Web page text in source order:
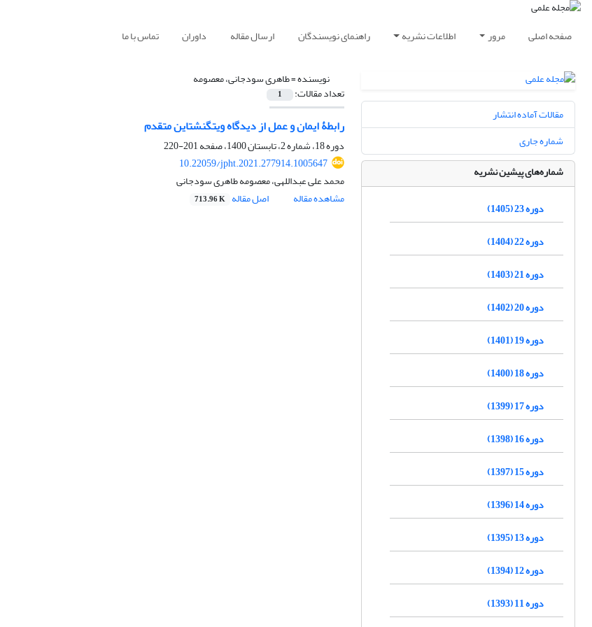
صفحه اصلی مرور اطلاعات نشریه راهنمای نویسندگان ارسال مقاله داوران تماس با ما
نویسنده =طاهری سودجانی، معصومه
تعداد مقالات: 1
رابطۀ ایمان و عمل از دیدگاه ویتگنشتاین متقدم
دوره 18، شماره 2، تابستان 1400، صفحه
201-220
10.22059/jpht.2021.277914.1005647
محمد علی عبداللهی، معصومه طاهری سودجانی
مشاهده مقاله
اصل مقاله 713.96 K
مقالات آماده انتشار
شماره جاری
شماره‌های پیشین نشریه
دوره 23 (1405)
دوره 22 (1404)
دوره 21 (1403)
دوره 20 (1402)
دوره 19 (1401)
دوره 18 (1400)
دوره 17 (1399)
دوره 16 (1398)
دوره 15 (1397)
دوره 14 (1396)
دوره 13 (1395)
دوره 12 (1394)
دوره 11 (1393)